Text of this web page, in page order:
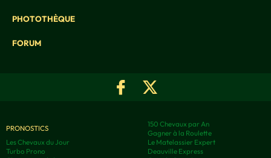
PHOTOTHÈQUE
FORUM
PRONOSTICS
Les Chevaux du Jour
Turbo Prono
150 Chevaux par An
Gagner à la Roulette
Le Matelassier Expert
Deauville Express